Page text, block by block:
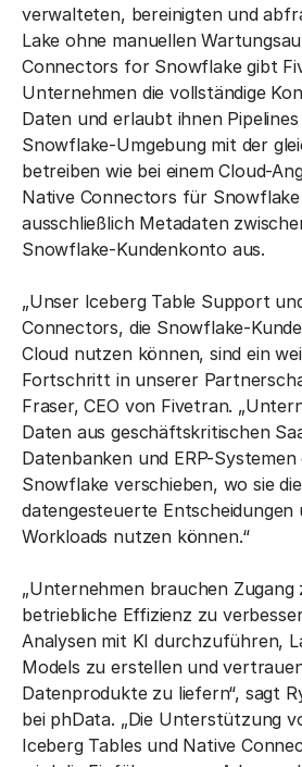
verwalteten, bereinigten und
Lake ohne manuellen
Connectors for Snowflake gibt
Unternehmen die vollständige
Daten und erlaubt ihnen
Snowflake-Umgebung mit der
betreiben wie bei einem Cloud-
Native Connectors für
ausschließlich Metadaten
Snowflake-Kundenkonto aus.
„Unser Iceberg Table Support
Connectors, die Snowflake-
Cloud nutzen können, sind ein
Fortschritt in unserer
Fraser, CEO von Fivetran.
Daten aus geschäftskritischen
Datenbanken und ERP-
Snowflake verschieben, wo sie
datengesteuerte Entscheidungen
Workloads nutzen können.“
„Unternehmen brauchen Zugang
betriebliche Effizienz zu
Analysen mit KI durchzuführen,
Models zu erstellen und
Datenprodukte zu liefern“, sagt
bei phData. „Die Unterstützung
Iceberg Tables und Native